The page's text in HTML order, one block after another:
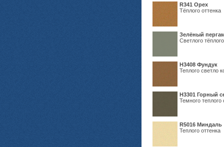
R341 Орех
Тёплого оттенка
Зелёный
Светлого
Н3408 Фундук
Теплого светло
Н3301 Горный
Темного теплого
R5016 Миндаль
Теплого оттенка